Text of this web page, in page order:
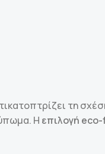
τη
Η επιλογή